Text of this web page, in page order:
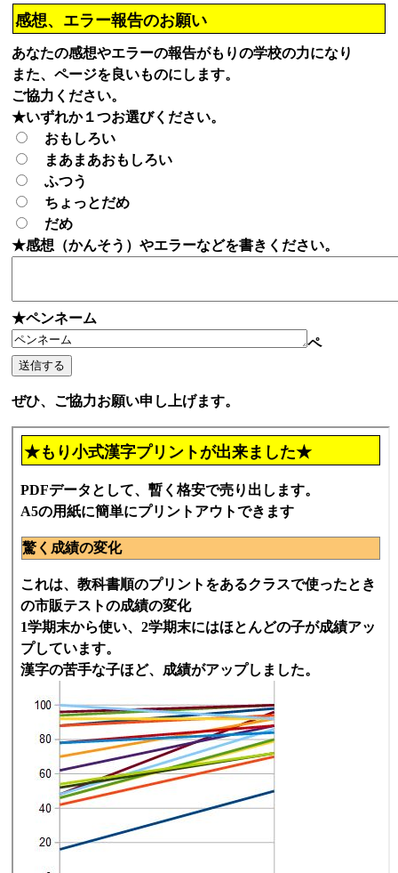
感想、エラー報告のお願い
あなたの感想やエラーの報告がもりの学校の力になり
また、ページを良いものにします。
ご協力ください。
★いずれか１つお選びください。
おもしろい
まあまあおもしろい
ふつう
ちょっとだめ
だめ
★感想（かんそう）やエラーなどを書きください。
★ペンネーム
ペ
ぜひ、ご協力お願い申し上げます。